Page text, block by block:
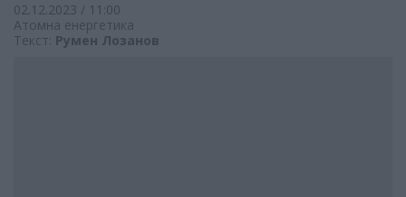
02.12.2023 / 11:00
Атомна енергетика
Текст: Румен Лозанов